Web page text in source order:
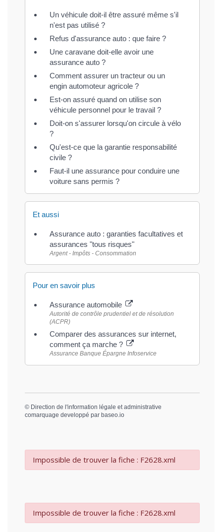
Un véhicule doit-il être assuré même s'il
n'est pas utilisé ?
Refus d'assurance auto : que faire ?
Une caravane doit-elle avoir une
assurance auto ?
Comment assurer un tracteur ou un
engin automoteur agricole ?
Est-on assuré quand on utilise son
véhicule personnel pour le travail ?
Doit-on s'assurer lorsqu'on circule à vélo
?
Qu'est-ce que la garantie responsabilité
civile ?
Faut-il une assurance pour conduire une
voiture sans permis ?
Et aussi
Assurance auto : garanties facultatives et
assurances "tous risques"
Argent - Impôts - Consommation
Pour en savoir plus
Assurance automobile
Autorité de contrôle prudentiel et de résolution
(ACPR)
Comparer des assurances sur internet,
comment ça marche ?
Assurance Banque Épargne Infoservice
© Direction de l'information légale et administrative
comarquage developpé par baseo.io
Impossible de trouver la fiche : F2628.xml
Impossible de trouver la fiche : F2628.xml